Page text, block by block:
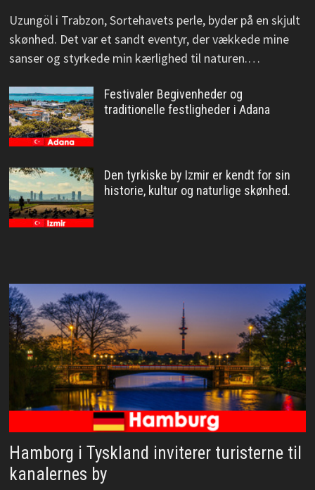
Uzungöl i Trabzon, Sortehavets perle, byder på en skjult
skønhed. Det var et sandt eventyr, der vækkede mine
sanser og styrkede min kærlighed til naturen.…
Festivaler Begivenheder og
traditionelle festligheder i Adana
Den tyrkiske by Izmir er kendt for sin
historie, kultur og naturlige skønhed.
Hamborg i Tyskland inviterer turisterne til
kanalernes by